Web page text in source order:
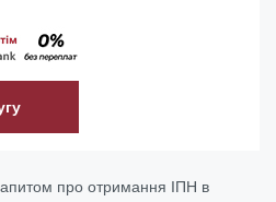
про отримання ІПН в